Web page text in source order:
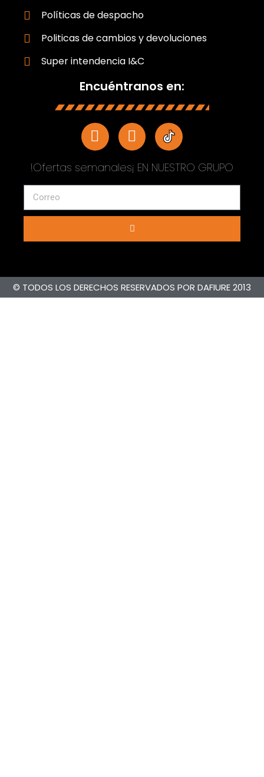
Políticas de despacho
Politicas de cambios y devoluciones
Super intendencia I&C
Encuéntranos en:
!Ofertas semanales¡ EN NUESTRO GRUPO
© TODOS LOS DERECHOS RESERVADOS POR DAFIURE 2013